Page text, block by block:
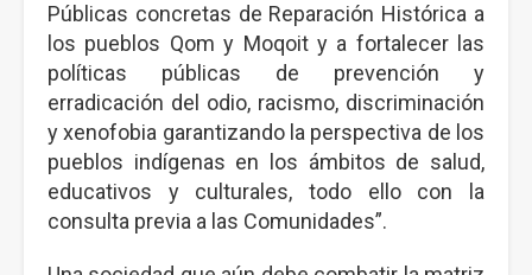
Públicas concretas de Reparación Histórica a
los pueblos Qom y Moqoit y a fortalecer las
políticas públicas de prevención y
erradicación del odio, racismo, discriminación
y xenofobia garantizando la perspectiva de los
pueblos indígenas en los ámbitos de salud,
educativos y culturales, todo ello con la
consulta previa a las Comunidades”.